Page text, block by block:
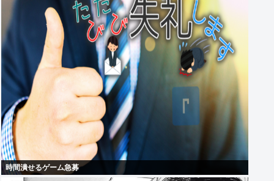
時間潰せるゲーム急募